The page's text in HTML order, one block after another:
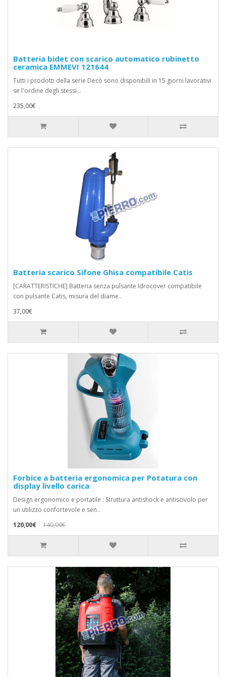
Batteria bidet con scarico automatico rubinetto
ceramica EMMEVI 121644
Tutti i prodotti della serie Decò sono disponibili in 15 giorni lavorativi
se l'ordine degli stessi ..
235,00€
Batteria scarico Sifone Ghisa compatibile Catis
[CARATTERISTICHE] Batteria senza pulsante Idrocover compatibile
con pulsante Catis, misura del diame..
37,00€
Forbice a batteria ergonomica per Potatura con
display livello carica
Design ergonomico e portatile : Struttura antishock e antiscivolo per
un utilizzo confortevole e sen..
120,00€
140,00€